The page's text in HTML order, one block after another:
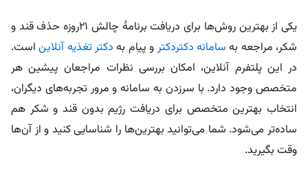
یکی از بهترین روش‌ها برای دریافت برنامۀ چالش ۲۱روزه حذف قند و
شکر، مراجعه به سامانه دکتردکتر و پیام به دکتر تغذیه آنلایناست.
در این پلتفرم آنلاین، امکان بررسی نظرات مراجعان پیشین هر
متخصص وجود دارد. با سرزدن به سامانه و مرور تجربه‌های دیگران،
انتخاب بهترین متخصص برای دریافت رژیم بدون قند و شکر هم
ساده‌تر می‌شود. شما می‌توانید بهترین‌ها را شناسایی کنید و از آن‌ها
وقت بگیرید.